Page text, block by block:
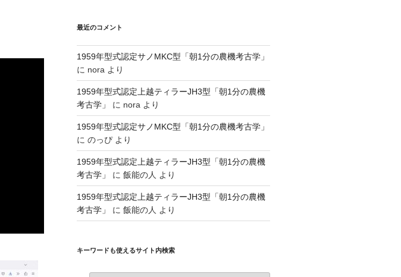
最近のコメント
1959年型式認定サノMKC型「朝1分の農機考古学」
に nora より
1959年型式認定上越ティラーJH3型「朝1分の農機
考古学」
に nora より
1959年型式認定サノMKC型「朝1分の農機考古学」
に のっぴより
1959年型式認定上越ティラーJH3型「朝1分の農機
考古学」
に 飯能の人 より
1959年型式認定上越ティラーJH3型「朝1分の農機
考古学」
に 飯能の人 より
キーワードも使えるサイト内検索